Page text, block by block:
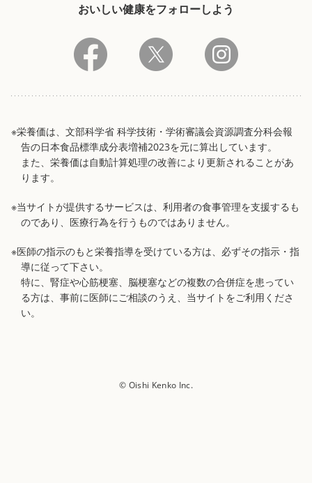
おいしい健康をフォローしよう
※栄養価は、文部科学省 科学技術・学術審議会資源調査分科会報
告の日本食品標準成分表増補2023を元に算出しています。
また、栄養価は自動計算処理の改善により更新されることがあ
ります。
※当サイトが提供するサービスは、利用者の食事管理を支援するも
のであり、医療行為を行うものではありません。
※医師の指示のもと栄養指導を受けている方は、必ずその指示・指
導に従って下さい。
特に、腎症や心筋梗塞、脳梗塞などの複数の合併症を患ってい
る方は、事前に医師にご相談のうえ、当サイトをご利用くださ
い。
© Oishi Kenko Inc.